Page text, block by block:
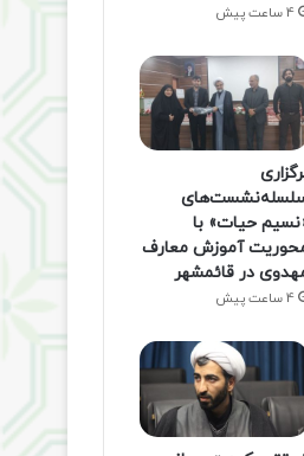
4 ساعت پیش
حیات» با
آموزش معارف
در قائمشهر
4 ساعت پیش